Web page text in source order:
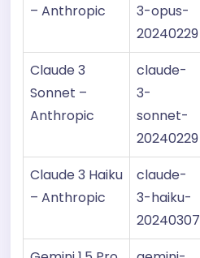
– Anthropic
3-opus-
20240229
Claude 3
Sonnet –
Anthropic
claude-
3-
sonnet-
20240229
Claude 3 Haiku
– Anthropic
claude-
3-haiku-
20240307